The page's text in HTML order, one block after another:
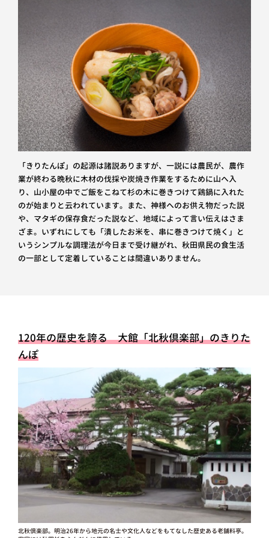
「きりたんぽ」の起源は諸説ありますが、一説には農民が、農作
業が終わる晩秋に木材の伐採や炭焼き作業をするために山へ入
り、山小屋の中でご飯をこねて杉の木に巻きつけて鶏鍋に入れた
のが始まりと云われています。また、神様へのお供え物だった説
や、マタギの保存食だった説など、地域によって言い伝えはさま
ざま。いずれにしても「潰したお米を、串に巻きつけて焼く」と
いうシンプルな調理法が今日まで受け継がれ、秋田県民の食生活
の一部として定着していることは間違いありません。
120年の歴史を誇る 大館「北秋倶楽部」のきりた
んぽ
北秋倶楽部。明治26年から地元の名士や文化人などをもてなした歴史ある老舗料亭。